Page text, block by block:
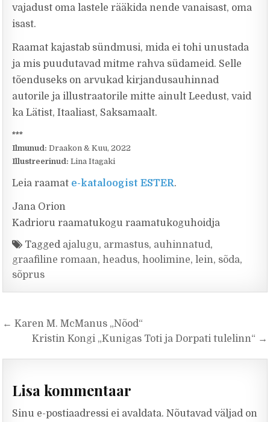
vajadust oma lastele rääkida nende vanaisast, oma
isast.
Raamat kajastab sündmusi, mida ei tohi unustada
ja mis puudutavad mitme rahva südameid. Selle
tõenduseks on arvukad kirjandusauhinnad
autorile ja illustraatorile mitte ainult Leedust, vaid
ka Lätist, Itaaliast, Saksamaalt.
***
Ilmunud: Draakon & Kuu, 2022
Illustreerinud: Lina Itagaki
Leia raamat e-kataloogist ESTER.
Jana Orion
Kadrioru raamatukogu raamatukoguhoidja
Tagged ajalugu, armastus, auhinnatud,
graafiline romaan,headus,hoolimine,lein, sõda,
sõprus
Navigeerimine
← Karen M. McManus „Nõod“
Kristin Kongi „Kunigas Toti ja Dorpati tulelinn“ →
Lisa kommentaar
Sinu e-postiaadressi ei avaldata. Nõutavad väljad on